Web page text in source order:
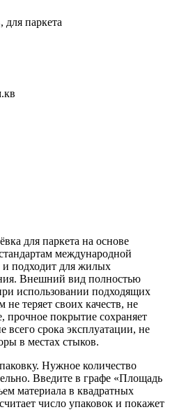
паркета
для паркета на основе
международной
и подходит для жилых
Внешний вид полностью
использовании подходящих
теряет своих качеств, не
прочное покрытие сохраняет
всего срока эксплуатации, не
в местах стыков.
Нужное количество
Введите в графе «Площадь
материала в квадратных
число упаковок и покажет